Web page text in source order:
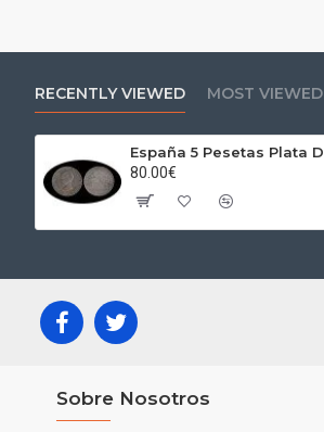
RECENTLY VIEWED MOST VIEWED
80.00€
Sobre Nosotros